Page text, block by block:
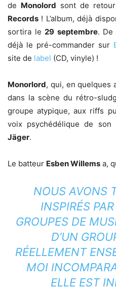
de Monolord sont de retour
Records ! L’album, déjà
sortira le29 septembre. De
déjà le pré-commander sur
site de label (CD, vinyle) !
Monorlord, qui, en quelques
dans la scène du rétro-
groupe atypique, aux riffs
voix psychédélique de son
Jäger.
Le batteur Esben Willems a,
NOUS AVONS
INSPIRÉS
GROUPES DE
D’UN
RÉELLEMENT
MOI
ELLE EST